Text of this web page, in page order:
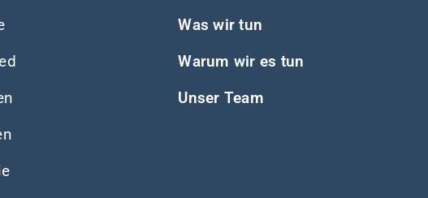
Was wir tun
Warum wir es tun
Unser Team